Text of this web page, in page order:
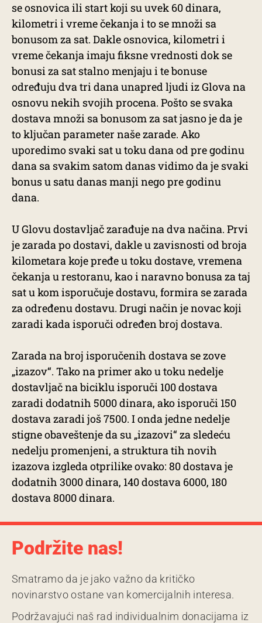
se osnovica ili start koji su uvek 60 dinara,
kilometri i vreme čekanja i to se množi sa
bonusom za sat. Dakle osnovica, kilometri i
vreme čekanja imaju fiksne vrednosti dok se
bonusi za sat stalno menjaju i te bonuse
određuju dva tri dana unapred ljudi iz Glova na
osnovu nekih svojih procena. Pošto se svaka
dostava množi sa bonusom za sat jasno je da je
to ključan parameter naše zarade. Ako
uporedimo svaki sat u toku dana od pre godinu
dana sa svakim satom danas vidimo da je svaki
bonus u satu danas manji nego pre godinu
dana.
U Glovu dostavljač zarađuje na dva načina. Prvi
je zarada po dostavi, dakle u zavisnosti od broja
kilometara koje pređe u toku dostave, vremena
čekanja u restoranu, kao i naravno bonusa za taj
sat u kom isporučuje dostavu, formira se zarada
za određenu dostavu. Drugi način je novac koji
zaradi kada isporuči određen broj dostava.
Zarada na broj isporučenih dostava se zove
„izazov“. Tako na primer ako u toku nedelje
dostavljač na biciklu isporuči 100 dostava
zaradi dodatnih 5000 dinara, ako isporuči 150
dostava zaradi još 7500. I onda jedne nedelje
stigne obaveštenje da su „izazovi“ za sledeću
nedelju promenjeni, a struktura tih novih
izazova izgleda otprilike ovako: 80 dostava je
dodatnih 3000 dinara, 140 dostava 6000, 180
dostava 8000 dinara.
Podržite nas!
Smatramo da je jako važno da kritičko
novinarstvo ostane van komercijalnih interesa.
Podržavajući naš rad individualnim donacijama iz